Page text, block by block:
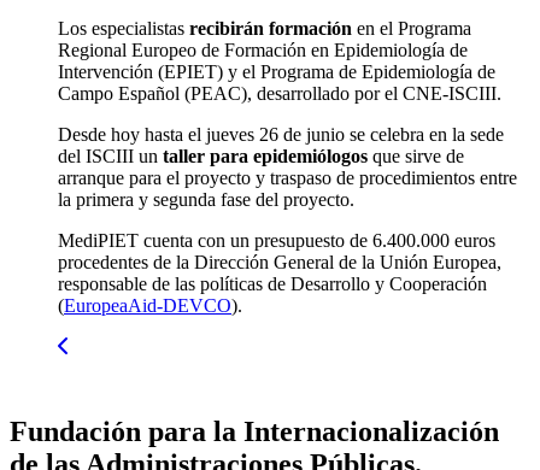
Los especialistas recibirán formación en el Programa
Regional Europeo de Formación en Epidemiología de
Intervención (EPIET) y el Programa de Epidemiología de
Campo Español (PEAC), desarrollado por el CNE-ISCIII.
Desde hoy hasta el jueves 26 de junio se celebra en la sede
del ISCIII un taller para epidemiólogos que sirve de
arranque para el proyecto y traspaso de procedimientos entre
la primera y segunda fase del proyecto.
MediPIET cuenta con un presupuesto de 6.400.000 euros
procedentes de la Dirección General de la Unión Europea,
responsable de las políticas de Desarrollo y Cooperación
(EuropeaAid-DEVCO).
Fundación para la Internacionalización